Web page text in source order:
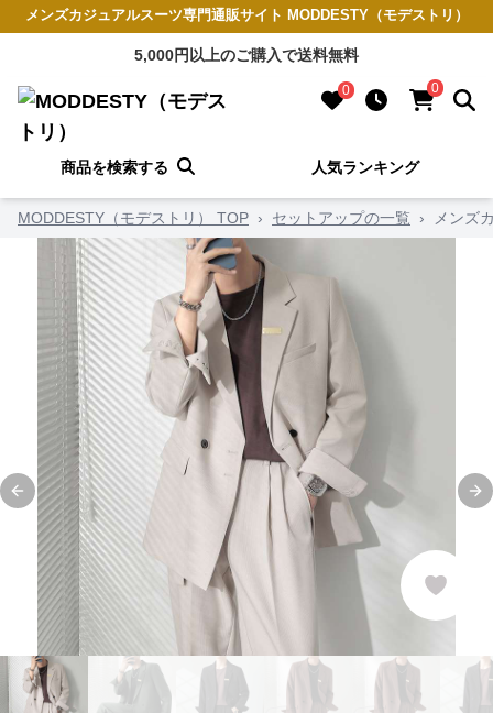
メンズカジュアルスーツ専門通販サイト MODDESTY（モデストリ）
5,000円以上のご購入で送料無料
0 0
商品を検索する 人気ランキング
MODDESTY（モデストリ） TOP › セットアップの一覧 › メンズ
Previous slide